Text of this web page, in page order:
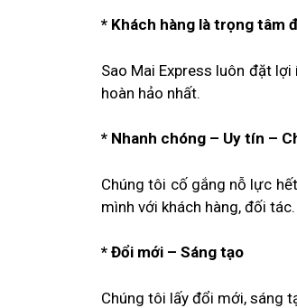
* Khách hàng là trọng tâm
Sao Mai Express luôn đặt
hoàn hảo nhất.
* Nhanh chóng – Uy tín –
Chúng tôi cố gắng nỗ lực
mình với khách hàng, đối tác.
* Đổi mới – Sáng tạo
Chúng tôi lấy đổi mới, sáng